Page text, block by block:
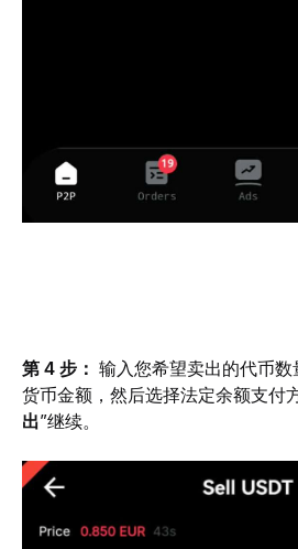
第 4 步： 输入您希望卖出的代币
货币金额，然后选择法定余额支付
出”继续。